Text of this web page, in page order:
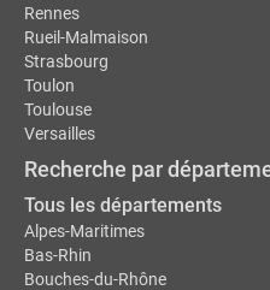
Rennes
Rueil-Malmaison
Strasbourg
Toulon
Toulouse
Versailles
Recherche par
Tous les départements
Alpes-Maritimes
Bas-Rhin
Bouches-du-Rhône